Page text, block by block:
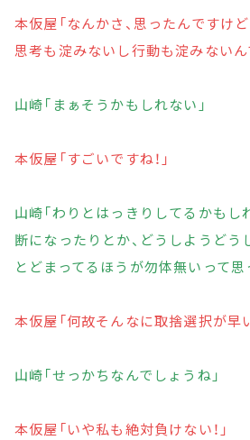
本仮屋「なんかさ、思ったんですけ
思考も淀みないし行動も淀みないん
山崎「まぁそうかもしれない」
本仮屋「すごいですね！」
山崎「わりとはっきりしてるかもし
断になったりとか、どうしようどう
とどまってるほうが勿体無いって思
本仮屋「何故そんなに取捨選択が早
山崎「せっかちなんでしょうね」
本仮屋「いや私も絶対負けない！」